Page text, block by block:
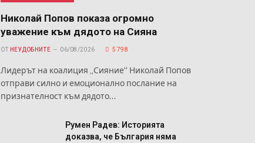
Николай Попов показа огромно
уважение към дядото на Сияна
ОТ НЕУДОБНИТЕ 06/08/2026 5 798
Лидерът на коалиция „Сияние“ Николай Попов
отправи силно и емоционално послание на
признателност към дядото…
Румен Радев: Историята
доказва, че България няма